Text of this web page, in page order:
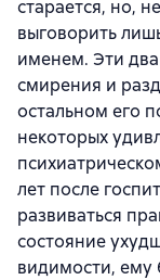
старается, но,
выговорить
именем. Эти
смирения и
остальном его
некоторых
лет после
развиваться
состояние
видимости, ему